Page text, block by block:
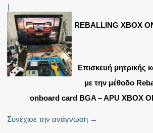
|
REBALLING XBOX
Επισκευή μητρικής
με την μέθοδο
onboard card BGA – APU XBOX
Συνέχισε την ανάγνωση →